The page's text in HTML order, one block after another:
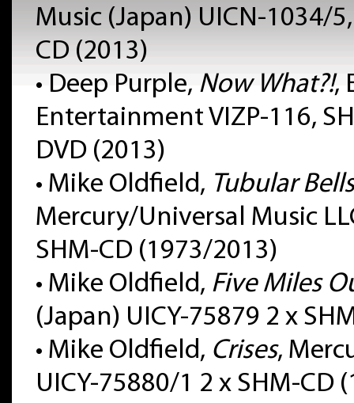
Music (Japan) UICN-1034/
CD (2013)
• Deep Purple, Now What?!,
Entertainment VIZP-116,
DVD (2013)
• Mike Oldfield, Tubular Bells
Mercury/Universal Music
SHM-CD (1973/2013)
• Mike Oldfield, Five Miles
(Japan) UICY-75879 2 x
• Mike Oldfield, Crises,
UICY-75880/1 2 x SHM-CD